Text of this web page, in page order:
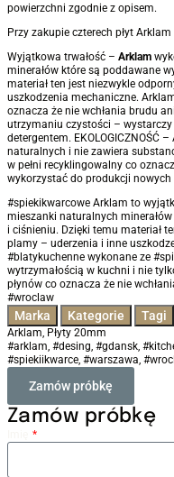
powierzchni zgodnie z opisem.
Przy zakupie czterech płyt
Wyjątkowa trwałość – Arklam
minerałów które są poddawane
materiał ten jest niezwykle
uszkodzenia mechaniczne.
oznacza że nie wchłania brudu
utrzymaniu czystości –
detergentem. EKOLOGICZNOŚĆ
naturalnych i nie zawiera
w pełni recyklingowalny co
wykorzystać do produkcji nowych
#spiekikwarcowe Arklam to
mieszanki naturalnych
i ciśnieniu. Dzięki temu materiał
plamy – uderzenia i inne
#blatykuchenne wykonane ze
wytrzymałością w kuchni i nie
płynów co oznacza że nie
#wroclaw
Marka Kategorie Tagi
Arklam, Płyty 20mm
#arklam, #desing, #gdansk,
#spiekiikwarce, #warszawa,
Zamów próbkę
Zamów próbkę